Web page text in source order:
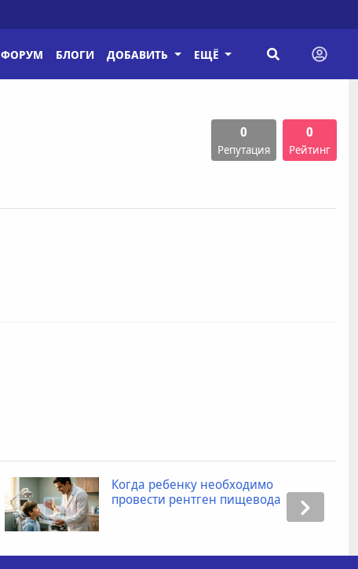
ФОРУМ БЛОГИ ДОБАВИТЬ ЕЩЁ
0
Репутация
0
Рейтинг
Когда ребенку необходимо
провести рентген пищевода